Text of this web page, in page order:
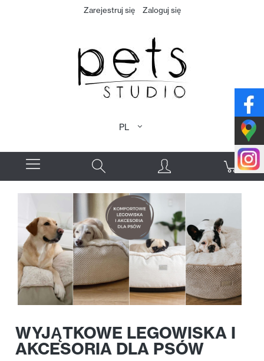
Zarejestruj się Zaloguj się
PL
WYJĄTKOWE LEGOWISKA I
AKCESORIA DLA PSÓW